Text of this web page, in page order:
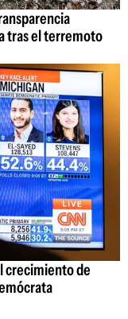
tras el terremoto
crecimiento de